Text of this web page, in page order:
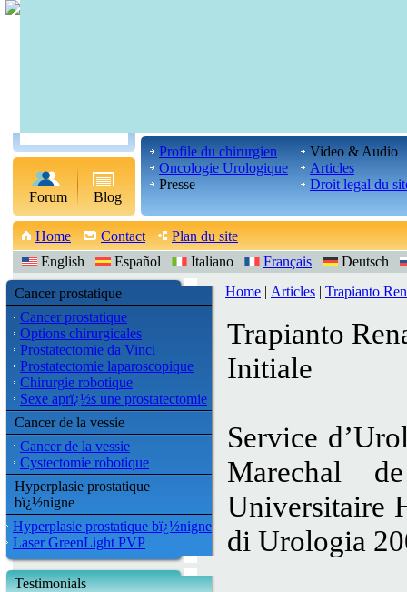
Forum Blog
Profile du chirurgien
Oncologie Urologique
Presse
Video & Audio
Articles
Droit legal du
Home Contact
Plan du site
English
Español Italiano Français Deutsch
Cancer prostatique
Cancer prostatique
Options chirurgicales
Prostatectomie da Vinci
Prostatectomie laparoscopique
Chirurgie robotique
Sexe aprï¿½s une prostatectomie
Cancer de la vessie
Cancer de la vessie
Cystectomie robotique
Hyperplasie prostatique
bï¿½nigne
Hyperplasie prostatique bï¿½nigne
Laser GreenLight PVP
Testimonials
Home | Articles | Trapianto
Trapianto
Initiale
Service
Marechal
Universitaire
di Urologia